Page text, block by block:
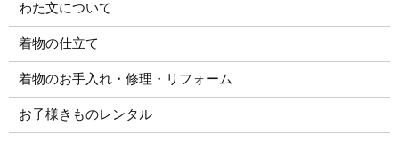
わた文について
着物の仕立て
着物のお手入れ・修理・リフォーム
お子様きものレンタル